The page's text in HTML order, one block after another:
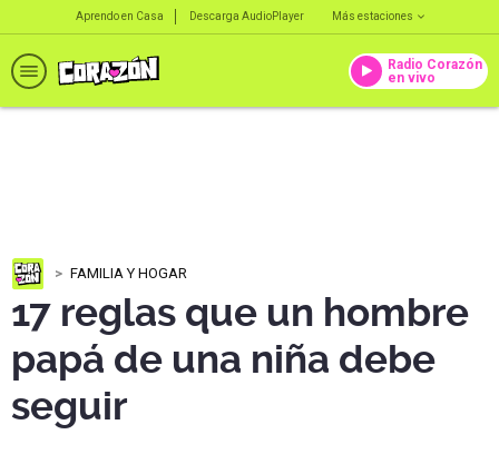
Aprendo en Casa Descarga AudioPlayer Más estaciones
Radio Corazón
en vivo
FAMILIA Y HOGAR
17 reglas que un hombre
papá de una niña debe
seguir